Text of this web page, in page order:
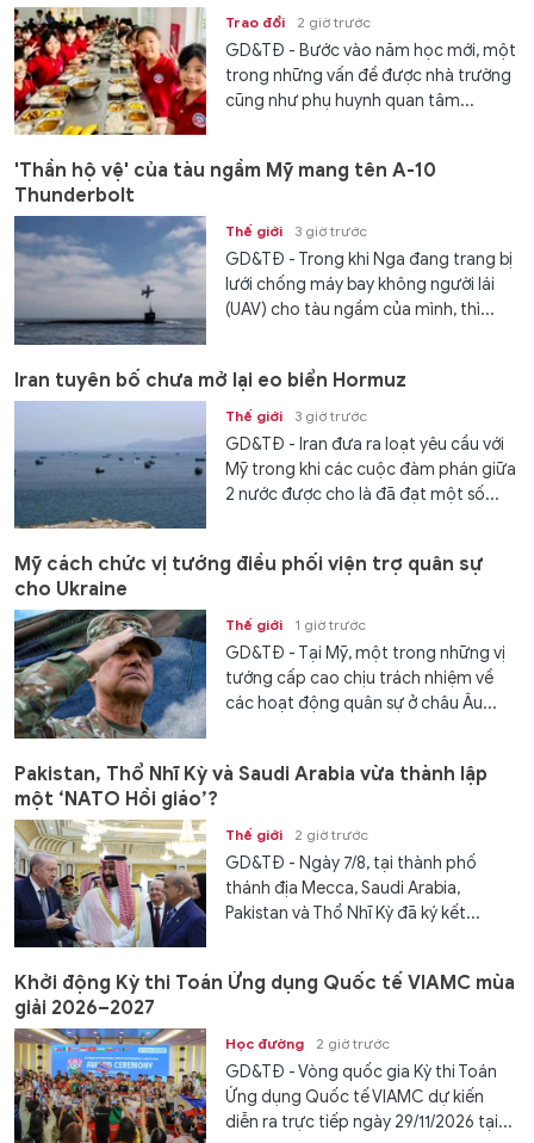
Trao đổi 2 giờ trước
GD&TĐ - Bước vào năm học mới, một
trong những vấn đề được nhà trường
cũng như phụ huynh quan tâm...
'Thần hộ vệ' của tàu ngầm Mỹ mang tên A-10
Thunderbolt
Thế giới 3 giờ trước
GD&TĐ - Trong khi Nga đang trang bị
lưới chống máy bay không người lái
(UAV) cho tàu ngầm của mình, thì...
Iran tuyên bố chưa mở lại eo biển Hormuz
Thế giới 3 giờ trước
GD&TĐ - Iran đưa ra loạt yêu cầu với
Mỹ trong khi các cuộc đàm phán giữa
2 nước được cho là đã đạt một số...
Mỹ cách chức vị tướng điều phối viện trợ quân sự
cho Ukraine
Thế giới 1 giờ trước
GD&TĐ - Tại Mỹ, một trong những vị
tướng cấp cao chịu trách nhiệm về
các hoạt động quân sự ở châu Âu...
Pakistan, Thổ Nhĩ Kỳ và Saudi Arabia vừa thành lập
một ‘NATO Hồi giáo’?
Thế giới 2 giờ trước
GD&TĐ - Ngày 7/8, tại thành phố
thánh địa Mecca, Saudi Arabia,
Pakistan và Thổ Nhĩ Kỳ đã ký kết...
Khởi động Kỳ thi Toán Ứng dụng Quốc tế VIAMC mùa
giải 2026–2027
Học đường 2 giờ trước
GD&TĐ - Vòng quốc gia Kỳ thi Toán
Ứng dụng Quốc tế VIAMC dự kiến
diễn ra trực tiếp ngày 29/11/2026 tại...